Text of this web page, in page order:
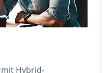
Hybrid-